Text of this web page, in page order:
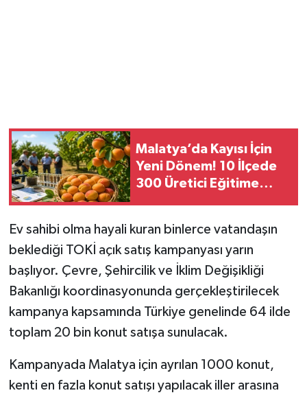
Malatya’da Kayısı İçin
Yeni Dönem! 10 İlçede
300 Üretici Eğitime
Ev sahibi olma hayali kuran binlerce vatandaşın
beklediği TOKİ açık satış kampanyası yarın
başlıyor. Çevre, Şehircilik ve İklim Değişikliği
Bakanlığı koordinasyonunda gerçekleştirilecek
kampanya kapsamında Türkiye genelinde 64 ilde
toplam 20 bin konut satışa sunulacak.
Kampanyada Malatya için ayrılan 1000 konut,
kenti en fazla konut satışı yapılacak iller arasına